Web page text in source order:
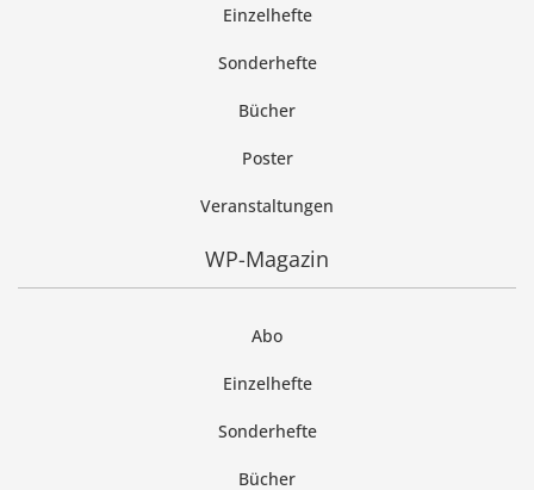
Einzelhefte
Sonderhefte
Bücher
Poster
Veranstaltungen
WP-Magazin
Abo
Einzelhefte
Sonderhefte
Bücher